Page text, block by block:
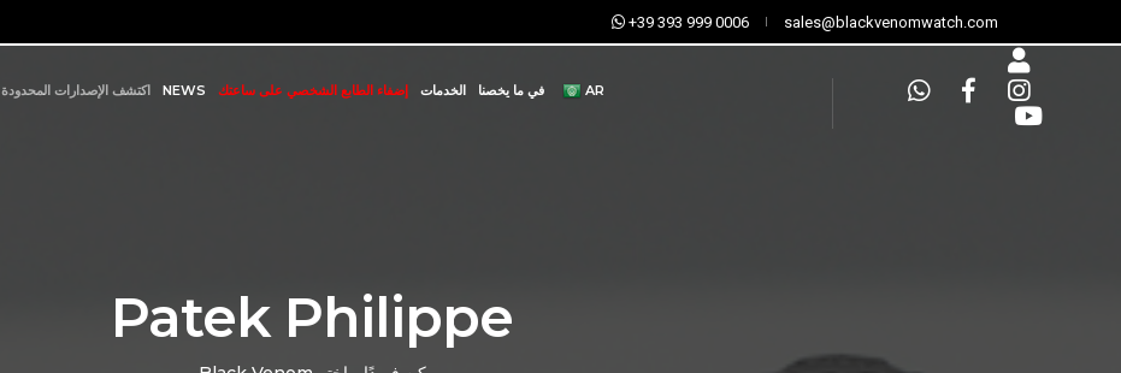
+39 393 999 0006 sales@blackvenomwatch.com
اكتشف الإصدارات المحدودة NEWS إضفاء الطابع الشخصي على ساعتك الخدمات في ما يخصنا AR
Patek Philippe